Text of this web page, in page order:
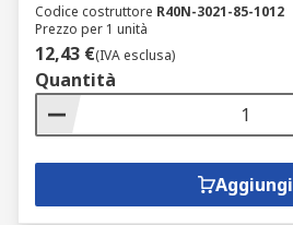
Codice costruttore R40N-3021-85-1012
Prezzo per 1 unità
12,43 €(IVA esclusa)
Quantità
Aggiungi